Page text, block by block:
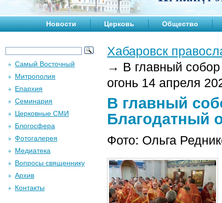
Новости Церковь Общество
Хабаровск
→ В главный
огонь 14 апреля
В главный
Благодатный
Фото: Ольга
Самый Восточный
Митрополия
Епархия
Семинария
Церковные СМИ
Блогосфера
Фотогалерея
Медиатека
Вопросы священнику
Архив
Контакты